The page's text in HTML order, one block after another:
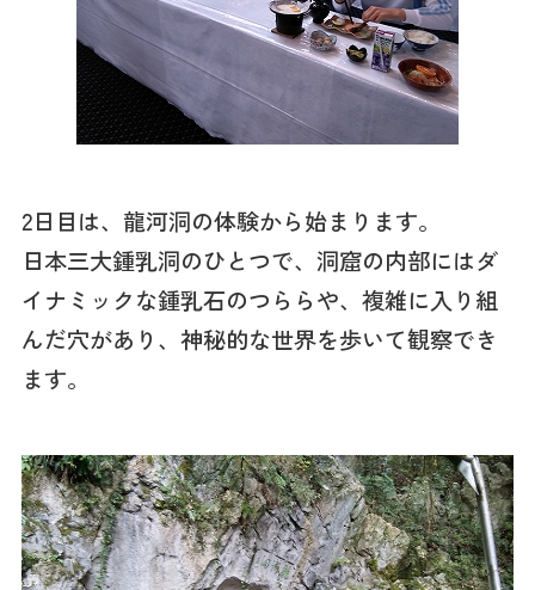
2日目は、龍河洞の体験から始まります。
日本三大鍾乳洞のひとつで、洞窟の内部にはダ
イナミックな鍾乳石のつららや、複雑に入り組
んだ穴があり、神秘的な世界を歩いて観察でき
ます。